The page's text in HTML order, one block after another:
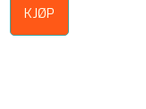
KJØP